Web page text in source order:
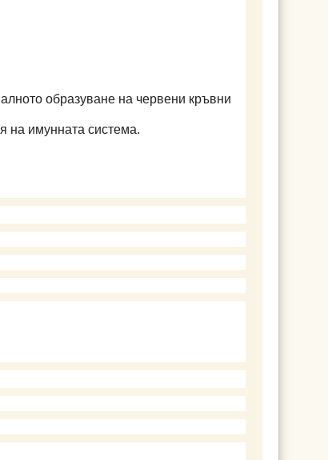
образуване на червени кръвни
на имунната система.